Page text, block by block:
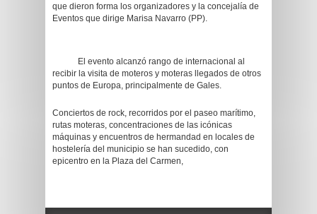
que dieron forma los organizadores y la concejalía de
Eventos que dirige Marisa Navarro (PP).
El evento alcanzó rango de internacional al
recibir la visita de moteros y moteras llegados de otros
puntos de Europa, principalmente de Gales.
Conciertos de rock, recorridos por el paseo marítimo,
rutas moteras, concentraciones de las icónicas
máquinas y encuentros de hermandad en locales de
hostelería del municipio se han sucedido, con
epicentro en la Plaza del Carmen,